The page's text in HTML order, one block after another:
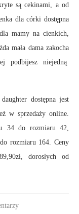
są cekinami, a od
dla córki dostępna
mamy na cienkich,
mała dama zakocha
niejedną
dostępna jest
w sprzedaży online.
34 do rozmiaru 42,
rozmiaru 164. Ceny
dorosłych od